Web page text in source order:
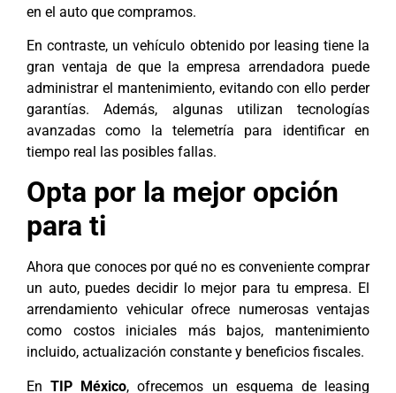
en el auto que compramos.
En contraste, un vehículo obtenido por leasing tiene la
gran ventaja de que la empresa arrendadora puede
administrar el mantenimiento, evitando con ello perder
garantías. Además, algunas utilizan tecnologías
avanzadas como la telemetría para identificar en
tiempo real las posibles fallas.
Opta por la mejor opción
para ti
Ahora que conoces por qué no es conveniente comprar
un auto, puedes decidir lo mejor para tu empresa. El
arrendamiento vehicular ofrece numerosas ventajas
como costos iniciales más bajos, mantenimiento
incluido, actualización constante y beneficios fiscales.
EnTIP México, ofrecemos un esquema de leasing